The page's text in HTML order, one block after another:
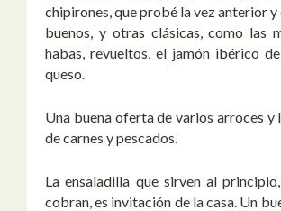
chipirones, que probé la vez anterior
buenos, y otras clásicas, como las
habas, revueltos, el jamón ibérico
queso.
Una buena oferta de varios arroces y
de carnes y pescados.
La ensaladilla que sirven al
cobran, es invitación de la casa. Un